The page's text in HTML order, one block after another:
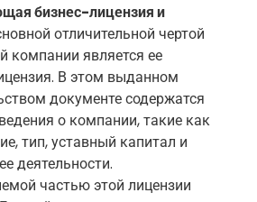
бизнес-лицензия и
отличительной чертой
компании является ее
В этом выданном
документе содержатся
о компании, такие как
тип, уставный капитал и
деятельности.
частью этой лицензии